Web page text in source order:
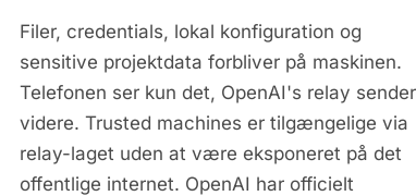
Filer, credentials, lokal konfiguration og
sensitive projektdata forbliver på maskinen.
Telefonen ser kun det, OpenAI's relay sender
videre. Trusted machines er tilgængelige via
relay-laget uden at være eksponeret på det
offentlige internet. OpenAI har officielt